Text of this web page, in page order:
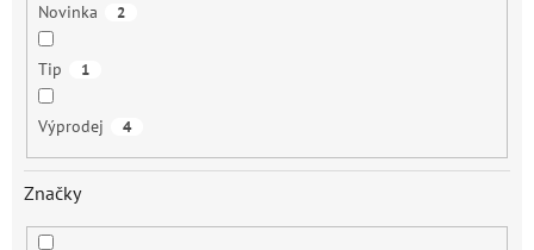
Novinka 2
Tip 1
Výprodej 4
Značky